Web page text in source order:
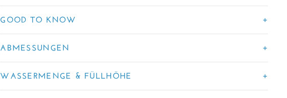
GOOD TO KNOW
ABMESSUNGEN
WASSERMENGE & FÜLLHÖHE